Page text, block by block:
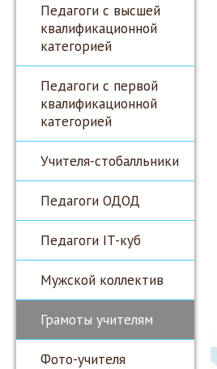
Педагоги с высшей
квалификационной
категорией
Педагоги с первой
квалификационной
категорией
Учителя-стобалльники
Педагоги ОДОД
Педагоги IT-куб
Мужской коллектив
Грамоты учителям
Фото-учителя